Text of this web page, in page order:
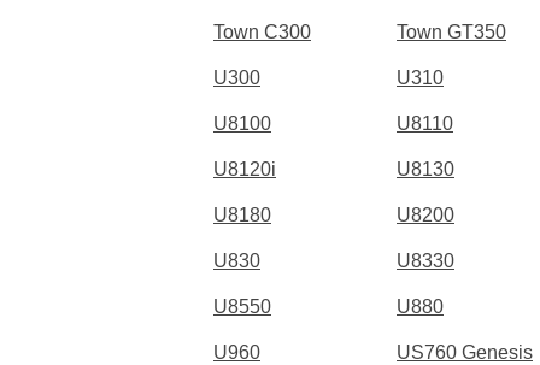
Town C300 Town GT350
U300 U310
U8100 U8110
U8120i U8130
U8180 U8200
U830 U8330
U8550 U880
U960 US760 Genesis